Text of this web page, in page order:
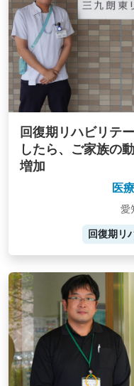
回復期リハビリテ
したら、ご家族の
増加
医
愛
回復期リ